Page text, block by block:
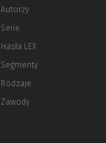
Autorzy
Serie
Hasła LEX
Segmenty
Rodzaje
Zawody